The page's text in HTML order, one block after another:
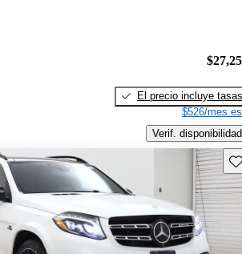
El precio incluye tasas
$526/mes
Verif. disponibilidad